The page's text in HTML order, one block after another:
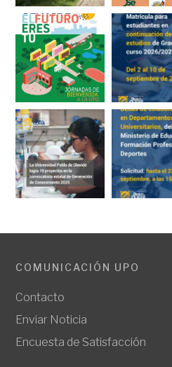
COMUNICACIÓN UPO
Contacto
Enviar Noticia
Encuesta de Satisfacción